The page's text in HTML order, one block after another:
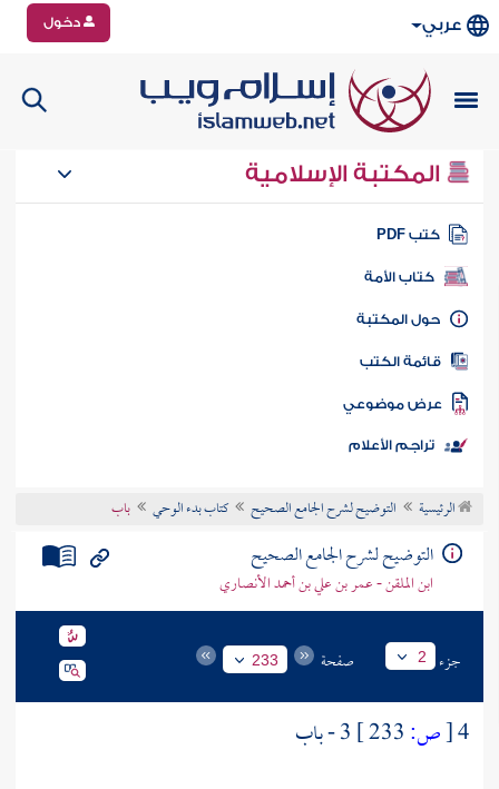
عربي دخول
المكتبة الإسلامية
كتب PDF
كتاب الأمة
المكتبة
الكتب
موضوعي
تراجم الأعلام
الرئيسية التوضيح لشرح الجامع الصحيح كتاب بدء الوحي باب
التوضيح لشرح الجامع الصحيح
ابن الملقن - عمر بن علي بن أحمد الأنصاري
جزء 2 صفحة 233
4
[ص:
3 - باب